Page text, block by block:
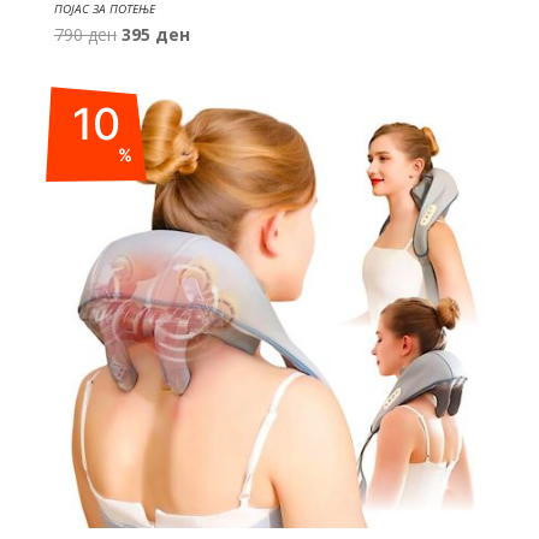
ПОЈАС ЗА ПОТЕЊЕ
790ден Original
was:
790 ден.
395 денCurrent
395 ден.
10
%